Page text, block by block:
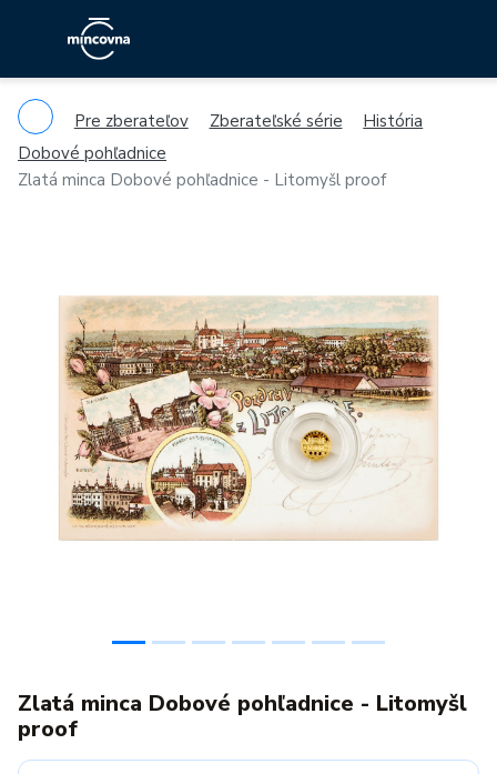
Pre zberateľov Zberateľské série
História
Dobové pohľadnice
Zlatá minca Dobové pohľadnice - Litomyšl proof
Previous
Zlatá minca Dobové pohľadnice - Litomyšl
proof